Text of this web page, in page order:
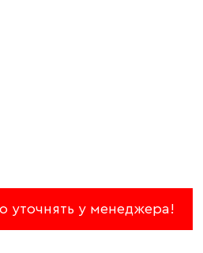
уточнять у менеджера!